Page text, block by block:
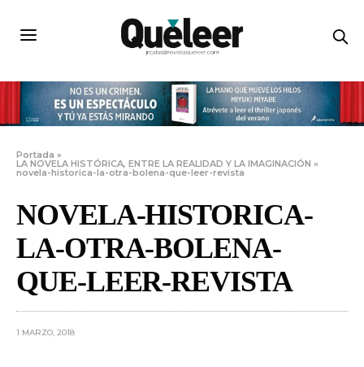
Portada »
LA NOVELA HISTÓRICA, ENTRE LA REALIDAD Y LA IMAGINACIÓN »
novela-historica-la-otra-bolena-que-leer-revista
NOVELA-HISTORICA-
LA-OTRA-BOLENA-
QUE-LEER-REVISTA
1 MARZO, 2018